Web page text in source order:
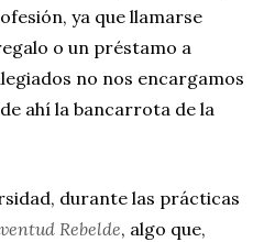
ya que llamarse
o un préstamo a
no nos encargamos
ahí la bancarrota de la
durante las prácticas
Rebelde, algo que,